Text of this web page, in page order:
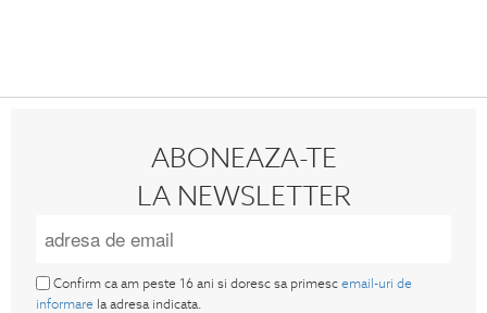
ABONEAZA-TE
LA NEWSLETTER
Confirm ca am peste 16 ani si doresc sa primesc email-uri de
informare la adresa indicata.